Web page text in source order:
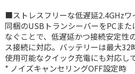
■ストレスフリーな低遅延2.4GHzワ
同梱のUSBトランシーバーをPCま
なぐことで、低遅延かつ接続安定性
ス接続に対応。バッテリーは最大
使用可能なクイック充電にも対応し
* ノイズキャンセリングOFF設定時